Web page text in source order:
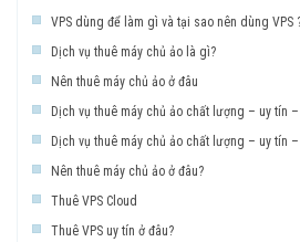
VPS dùng để làm gì và tại sao nên dùng VPS
Dịch vụ thuê máy chủ ảo là gì?
Nên thuê máy chủ ảo ở đâu
Dịch vụ thuê máy chủ ảo chất lượng – uy tín
Dịch vụ thuê máy chủ ảo chất lượng – uy tín
Nên thuê máy chủ ảo ở đâu?
Thuê VPS Cloud
Thuê VPS uy tín ở đâu?